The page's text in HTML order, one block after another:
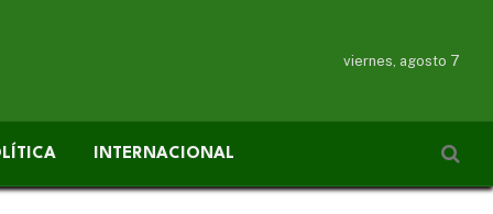
viernes, agosto 7
INTERNACIONAL